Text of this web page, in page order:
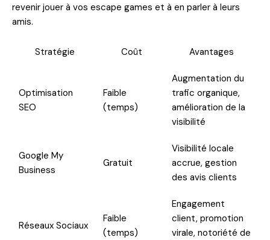
revenir jouer à vos escape games et à en parler à leurs
amis.
Stratégie Coût Avantages
Optimisation
SEO
Faible
(temps)
Augmentation du
trafic organique,
amélioration de la
visibilité
Google My
Business
Gratuit
Visibilité locale
accrue, gestion
des avis clients
Réseaux Sociaux
Faible
(temps)
Engagement
client, promotion
virale, notoriété de